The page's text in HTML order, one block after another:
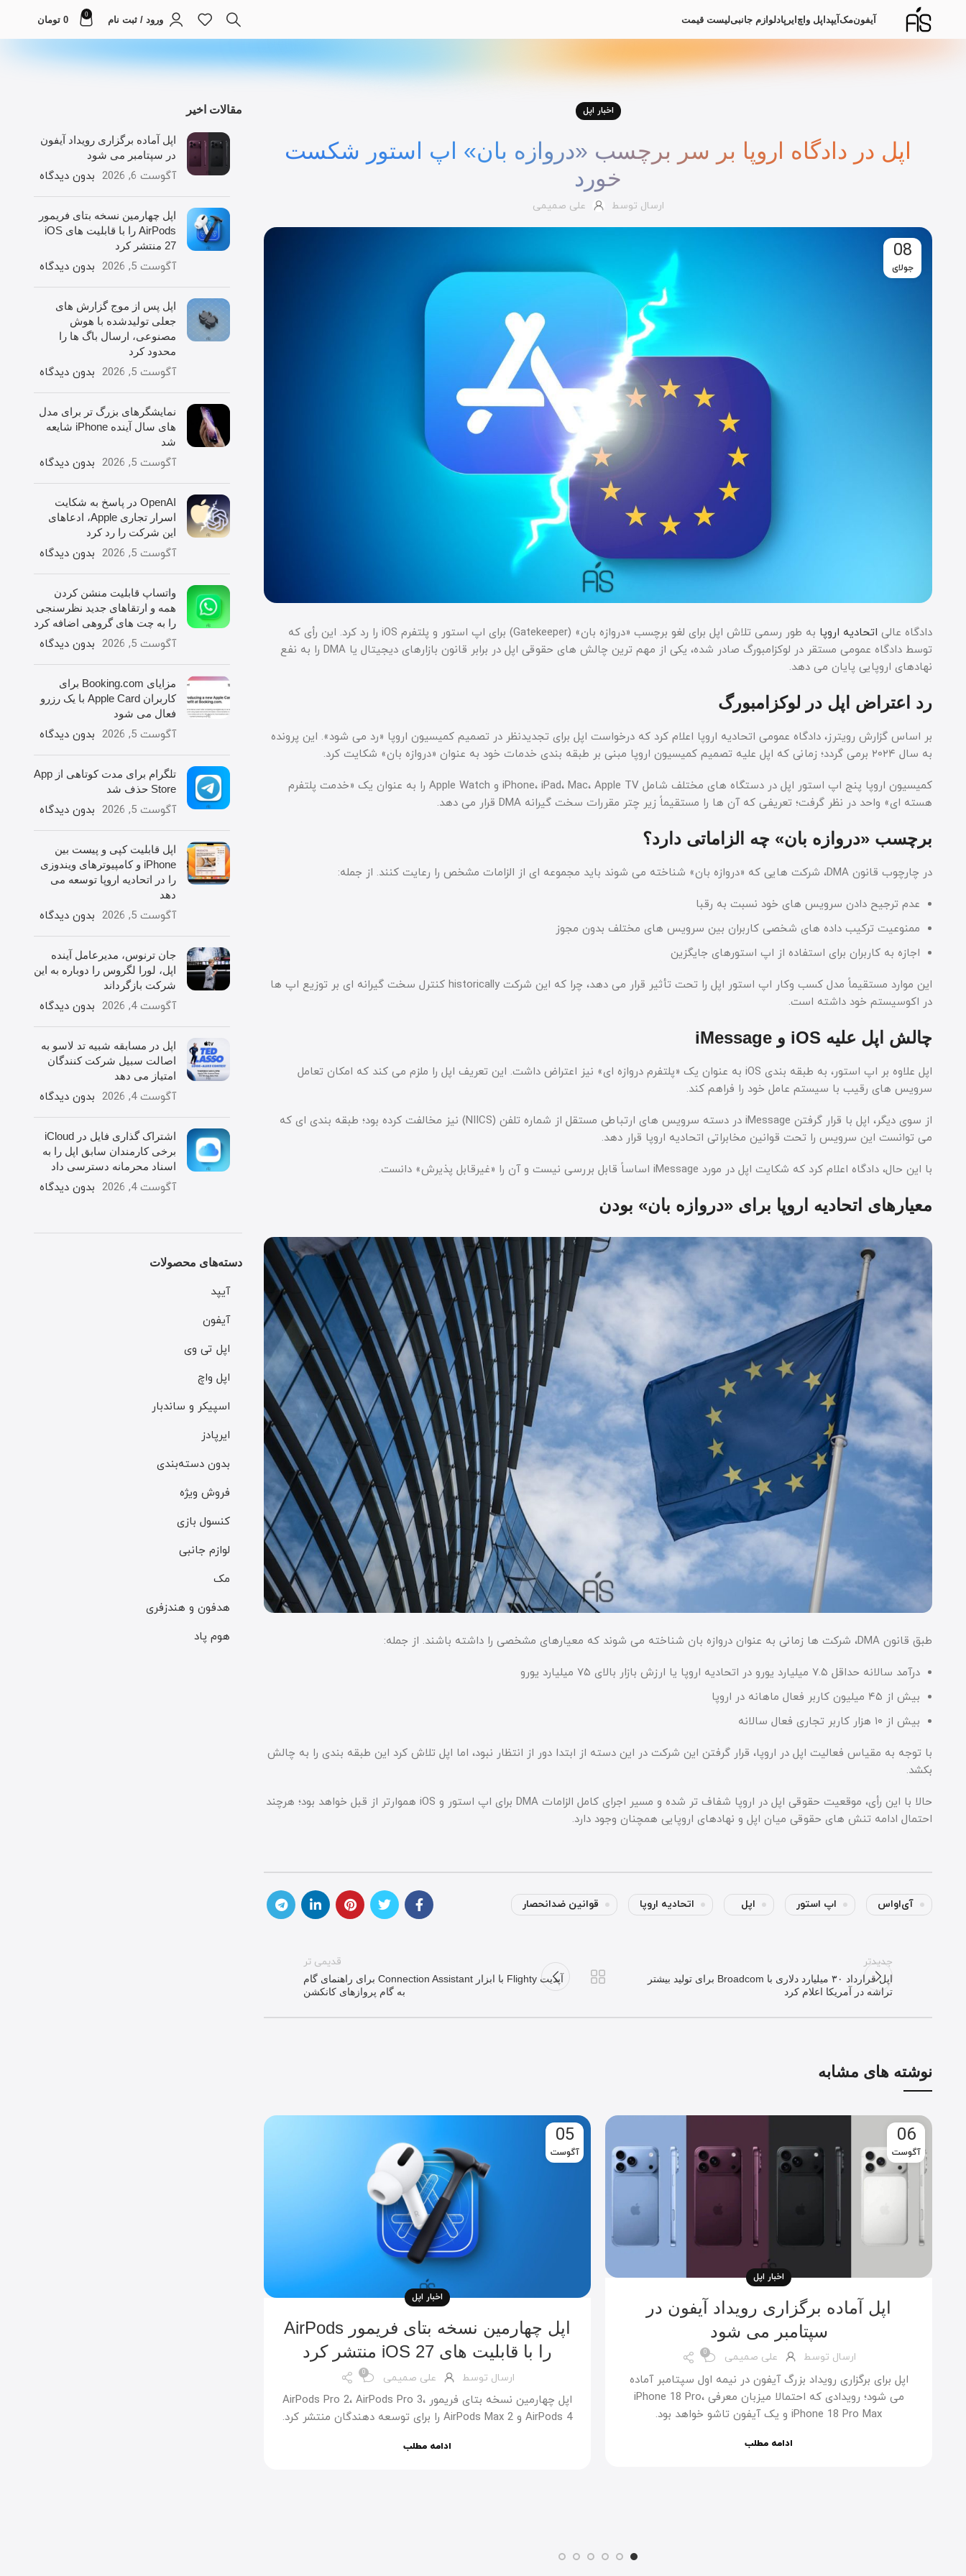
آیفونمکآیپداپل واچایرپادلوازم جانبیلیست قیمت ورود / ثبت نام 0
0 تومان
اخبار اپل
اپل در دادگاه اروپا بر سر برچسب «دروازه بان» اپ استور شکست
خورد
ارسال توسط علی صمیمی
08
جولای
دادگاه عالی اتحادیه اروپا
به طور رسمی تلاش اپل برای لغو برچسب «دروازه بان» (Gatekeeper) برای اپ استور و پلتفرم iOS را رد کرد. این رأی که
توسط دادگاه عمومی مستقر در لوکزامبورگ صادر شده، یکی از مهم ترین چالش های حقوقی اپل در برابر قانون بازارهای دیجیتال یا DMA را به نفع
نهادهای اروپایی پایان می دهد.
رد اعتراض اپل در لوکزامبورگ
بر اساس گزارش رویترز، دادگاه عمومی اتحادیه اروپا اعلام کرد که درخواست اپل برای تجدیدنظر در تصمیم کمیسیون اروپا «رد می شود». این پرونده
به سال ۲۰۲۴ برمی گردد؛ زمانی که اپل علیه تصمیم کمیسیون اروپا مبنی بر طبقه بندی خدمات خود به عنوان «دروازه بان» شکایت کرد.
کمیسیون اروپا پنج اپ استور اپل در دستگاه های مختلف شامل iPhone، iPad، Mac، Apple TV و Apple Watch را به عنوان یک «خدمت پلتفرم
هسته ای» واحد در نظر گرفت؛ تعریفی که آن ها را مستقیماً زیر چتر مقررات سخت گیرانه DMA قرار می دهد.
برچسب «دروازه بان» چه الزاماتی دارد؟
در چارچوب قانون DMA، شرکت هایی که «دروازه بان» شناخته می شوند باید مجموعه ای از الزامات مشخص را رعایت کنند. از جمله:
عدم ترجیح دادن سرویس های خود نسبت به رقبا
ممنوعیت ترکیب داده های شخصی کاربران بین سرویس های مختلف بدون مجوز
اجازه به کاربران برای استفاده از اپ استورهای جایگزین
این موارد مستقیماً مدل کسب وکار اپ استور اپل را تحت تأثیر قرار می دهد، چرا که این شرکت historically کنترل سخت گیرانه ای بر توزیع اپ ها
در اکوسیستم خود داشته است.
چالش اپل علیه iOS و iMessage
اپل علاوه بر اپ استور، به طبقه بندی iOS به عنوان یک «پلتفرم دروازه ای» نیز اعتراض داشت. این تعریف اپل را ملزم می کند که امکان تعامل
سرویس های رقیب با سیستم عامل خود را فراهم کند.
از سوی دیگر، اپل با قرار گرفتن iMessage در دسته سرویس های ارتباطی مستقل از شماره تلفن (NIICS) نیز مخالفت کرده بود؛ طبقه بندی ای که
می توانست این سرویس را تحت قوانین مخابراتی اتحادیه اروپا قرار دهد.
با این حال، دادگاه اعلام کرد که شکایت اپل در مورد iMessage اساساً قابل بررسی نیست و آن را «غیرقابل پذیرش» دانست.
معیارهای اتحادیه اروپا برای «دروازه بان» بودن
طبق قانون DMA، شرکت ها زمانی به عنوان دروازه بان شناخته می شوند که معیارهای مشخصی را داشته باشند. از جمله:
درآمد سالانه حداقل ۷.۵ میلیارد یورو در اتحادیه اروپا یا ارزش بازار بالای ۷۵ میلیارد یورو
بیش از ۴۵ میلیون کاربر فعال ماهانه در اروپا
بیش از ۱۰ هزار کاربر تجاری فعال سالانه
با توجه به مقیاس فعالیت اپل در اروپا، قرار گرفتن این شرکت در این دسته از ابتدا دور از انتظار نبود، اما اپل تلاش کرد این طبقه بندی را به چالش
بکشد.
حالا با این رأی، موقعیت حقوقی اپل در اروپا شفاف تر شده و مسیر اجرای کامل الزامات DMA برای اپ استور و iOS هموارتر از قبل خواهد بود؛ هرچند
احتمال ادامه تنش های حقوقی میان اپل و نهادهای اروپایی همچنان وجود دارد.
آی‌او‌اس اپ استور اپل اتحادیه اروپا قوانین ضدانحصار
جدیدتر
اپل قرارداد ۳۰ میلیارد دلاری با Broadcom برای تولید بیشتر
تراشه در آمریکا اعلام کرد
قدیمی تر
آپدیت Flighty با ابزار Connection Assistant برای راهنمای گام
به گام پروازهای کانکشن
نوشته های مشابه
06
آگوست
اخبار اپل
اپل آماده برگزاری رویداد آیفون در
سپتامبر می شود
ارسال توسط علی صمیمی 0
اپل برای برگزاری رویداد بزرگ آیفون در نیمه اول سپتامبر آماده
می شود؛ رویدادی که احتمالا میزبان معرفی iPhone 18 Pro،
iPhone 18 Pro Max و یک آیفون تاشو خواهد بود.
ادامه مطلب
05
آگوست
اخبار اپل
اپل چهارمین نسخه بتای فریمور AirPods
را با قابلیت های iOS 27 منتشر کرد
ارسال توسط علی صمیمی 0
اپل چهارمین نسخه بتای فریمور AirPods Pro 2، AirPods Pro 3،
AirPods 4 و AirPods Max 2 را برای توسعه دهندگان منتشر کرد.
ادامه مطلب
مقالات اخیر
اپل آماده برگزاری رویداد آیفون
در سپتامبر می شود
آگوست 6, 2026 بدون دیدگاه
اپل چهارمین نسخه بتای فریمور
AirPods را با قابلیت های iOS
27 منتشر کرد
آگوست 5, 2026 بدون دیدگاه
اپل پس از موج گزارش های
جعلی تولیدشده با هوش
مصنوعی، ارسال باگ ها را
محدود کرد
آگوست 5, 2026 بدون دیدگاه
نمایشگرهای بزرگ تر برای مدل
های سال آینده iPhone شایعه
شد
آگوست 5, 2026 بدون دیدگاه
OpenAI در پاسخ به شکایت
اسرار تجاری Apple، ادعاهای
این شرکت را رد کرد
آگوست 5, 2026 بدون دیدگاه
واتساپ قابلیت منشن کردن
همه و ارتقاهای جدید نظرسنجی
را به چت های گروهی اضافه کرد
آگوست 5, 2026 بدون دیدگاه
مزایای Booking.com برای
کاربران Apple Card با یک رزرو
فعال می شود
آگوست 5, 2026 بدون دیدگاه
تلگرام برای مدت کوتاهی از App
Store حذف شد
آگوست 5, 2026 بدون دیدگاه
اپل قابلیت کپی و پیست بین
iPhone و کامپیوترهای ویندوزی
را در اتحادیه اروپا توسعه می
دهد
آگوست 5, 2026 بدون دیدگاه
جان ترنوس، مدیرعامل آینده
اپل، لورا لگروس را دوباره به این
شرکت بازگرداند
آگوست 4, 2026 بدون دیدگاه
اپل در مسابقه شبیه تد لاسو به
اصالت سبیل شرکت کنندگان
امتیاز می دهد
آگوست 4, 2026 بدون دیدگاه
اشتراک گذاری فایل در iCloud
برخی کارمندان سابق اپل را به
اسناد محرمانه دسترسی داد
آگوست 4, 2026 بدون دیدگاه
دسته‌های محصولات
آیپد
آیفون
اپل تی وی
اپل واچ
اسپیکر و ساندبار
ایرپادز
بدون دسته‌بندی
فروش ویژه
کنسول بازی
لوازم جانبی
مک
هدفون و هندزفری
هوم پاد